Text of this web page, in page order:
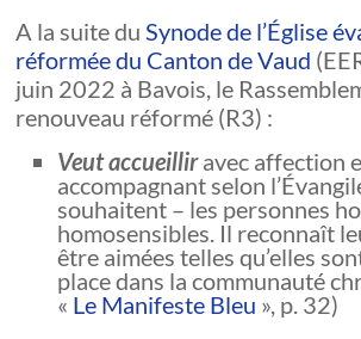
A la suite duSynode de l’Église
réformée du Canton de Vaud
juin 2022 à Bavois, le
renouveau réformé (R3) :
Veut accueilliravec affection
accompagnant selon
souhaitent – les personnes
homosensibles. Il reconnaît
être aimées telles qu’elles
place dans la communauté
« Le Manifeste Bleu », p. 32)